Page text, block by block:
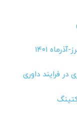
۱۴۰۱
فرایند داوری